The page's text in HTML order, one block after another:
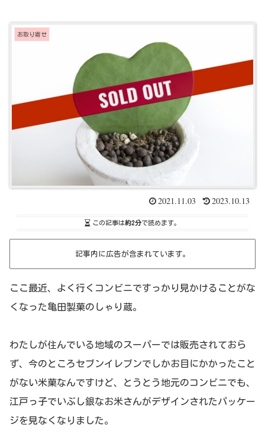
お取り寄せ
2021.11.03 2023.10.13
この記事は約2分で読めます。
記事内に広告が含まれています。
ここ最近、よく行くコンビニですっかり見かけることがな
くなった亀田製菓のしゃり蔵。
わたしが住んでいる地域のスーパーでは販売されておら
ず、今のところセブンイレブンでしかお目にかかったこと
がない米菓なんですけど、とうとう地元のコンビニでも、
江戸っ子でいぶし銀なお米さんがデザインされたパッケー
ジを見なくなりました。